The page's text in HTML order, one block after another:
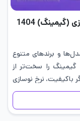
1404
از مدل‌ها و برندهای متنوع
را سخت‌تر از
باکیفیت، نرخ نوسازی